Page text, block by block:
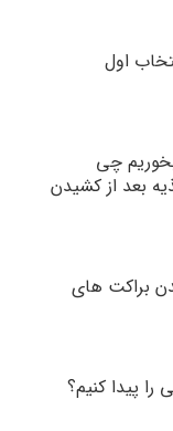
اول
چی
بعد از کشیدن
براکت های
را پیدا کنیم؟